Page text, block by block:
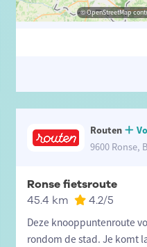
© OpenStreetMap
© OpenStreetMap
Routen
9600 Ronse,
Ronse fietsroute
45.4 km 4.2/5
Deze knooppuntenroute
rondom de stad. Je komt